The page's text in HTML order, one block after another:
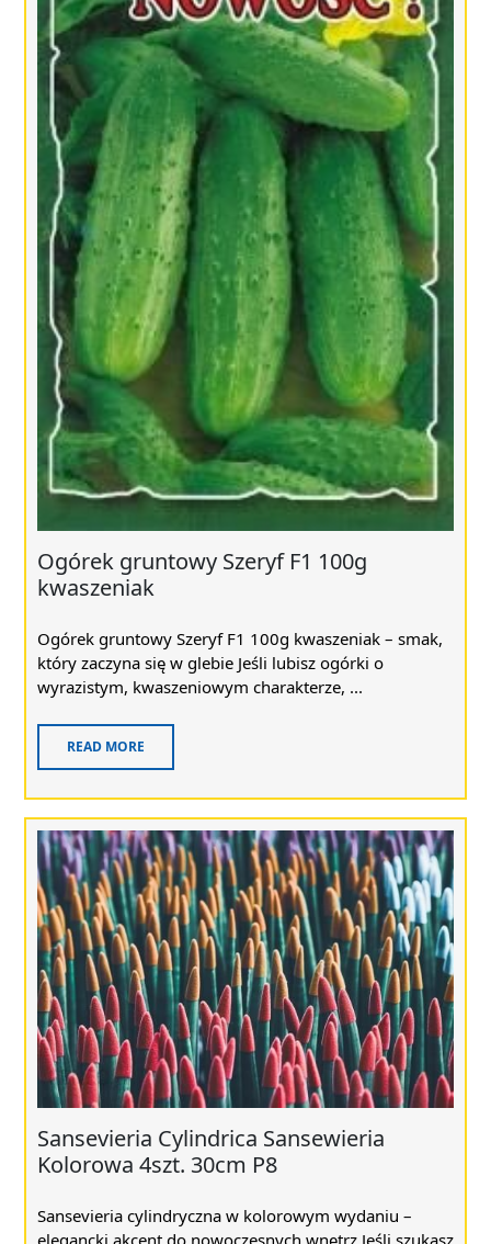
Ogórek gruntowy Szeryf F1 100g
kwaszeniak
Ogórek gruntowy Szeryf F1 100g kwaszeniak – smak,
który zaczyna się w glebie Jeśli lubisz ogórki o
wyrazistym, kwaszeniowym charakterze, ...
READ MORE
Sansevieria Cylindrica Sansewieria
Kolorowa 4szt. 30cm P8
Sansevieria cylindryczna w kolorowym wydaniu –